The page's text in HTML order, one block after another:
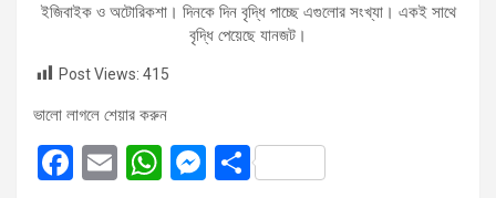
ইজিবাইক ও অটোরিকশা। দিনকে দিন বৃদ্ধি পাচ্ছে এগুলোর সংখ্যা। একই সাথে
বৃদ্ধি পেয়েছে যানজট।
Post Views: 415
ভালো লাগলে শেয়ার করুন
F
E
W M S